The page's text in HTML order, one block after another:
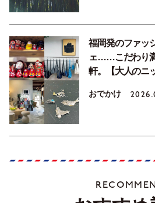
福岡発のファッ
ェ……こだわり
軒。【大人のニ
おでかけ